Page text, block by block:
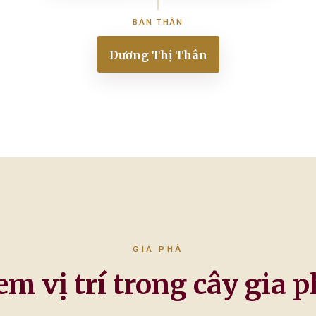
BẢN THÂN
Dương Thị Thân
GIA PHẢ
vị trí trong cây gia